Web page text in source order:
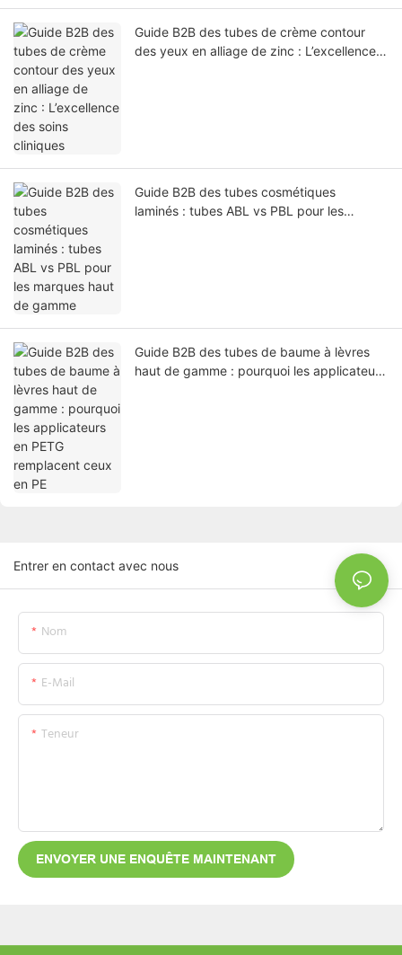
Guide B2B des tubes de crème contour
des yeux en alliage de zinc : L’excellence
Guide B2B des tubes cosmétiques
laminés : tubes ABL vs PBL pour les
Guide B2B des tubes de baume à lèvres
haut de gamme : pourquoi les applicateurs
Entrer en contact avec nous
Nom
E-Mail
Teneur
ENVOYER UNE ENQUÊTE MAINTENANT